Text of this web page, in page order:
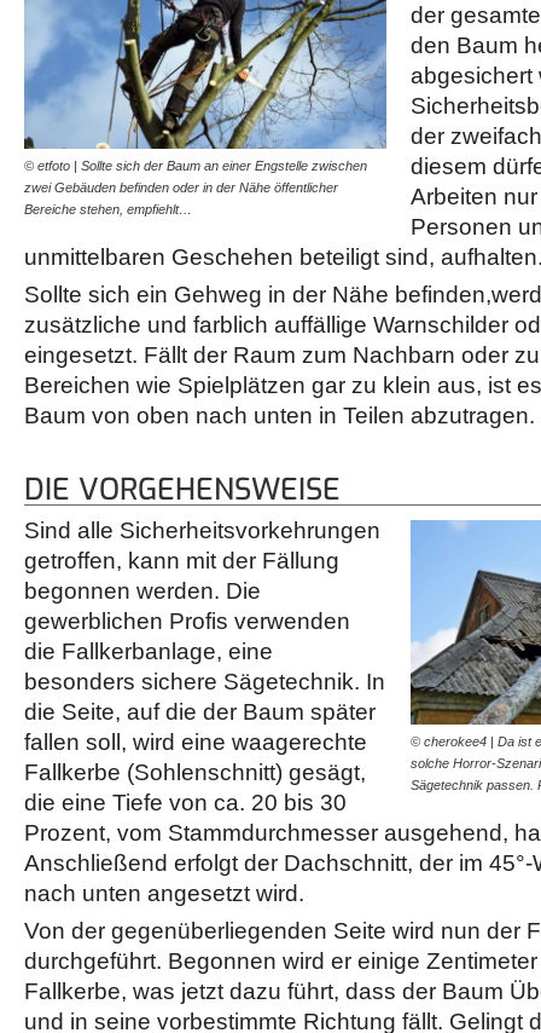
© etfoto | Sollte sich der Baum an einer Engstelle zwischen
zwei Gebäuden befinden oder in der Nähe öffentlicher
Bereiche stehen, empfiehlt…
der
den Baum
abgesichert
der
diesem
Arbeiten
Personen
unmittelbaren Geschehen beteiligt sind,
Sollte sich ein Gehweg in der Nähe
zusätzliche und farblich auffällige Warnschilder
eingesetzt. Fällt der Raum zum Nachbarn oder
Bereichen wie Spielplätzen gar zu klein aus, ist
Baum von oben nach unten in Teilen abzutragen.
DIE VORGEHENSWEISE
© cherokee4 | Da ist
solche Horror-
Sägetechnik passen.
Sind alle Sicherheitsvorkehrungen
getroffen, kann mit der Fällung
begonnen werden. Die
gewerblichen Profis verwenden
die Fallkerbanlage, eine
besonders sichere Sägetechnik. In
die Seite, auf die der Baum später
fallen soll, wird eine waagerechte
Fallkerbe (Sohlenschnitt) gesägt,
die eine Tiefe von ca. 20 bis 30
Prozent, vom Stammdurchmesser ausgehend,
Anschließend erfolgt der Dachschnitt, der im
nach unten angesetzt wird.
Von der gegenüberliegenden Seite wird nun der
durchgeführt. Begonnen wird er einige
Fallkerbe, was jetzt dazu führt, dass der Baum
und in seine vorbestimmte Richtung fällt. Gelingt